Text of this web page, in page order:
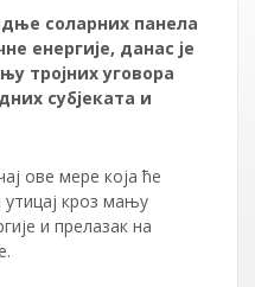
соларних панела
енергије, данас је
тројних уговора
субјеката и
ове мере која ће
кроз мању
и прелазак на